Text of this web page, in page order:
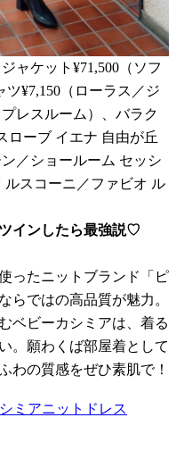
ャケット¥71,500（ソフ
ツ¥7,150（ローラス／ジ
レスルーム）、バラク
ローブ イエナ 自由が丘
／ショールーム セッシ
ルスコーニ／ファビオ ル
インしたら最強説♡
ったニットブランド「ピ
らではの高品質が魅力。
ベビーカシミアは、着る
。願わくば部屋着として
わの質感をぜひ素肌で！
ミアニットドレス